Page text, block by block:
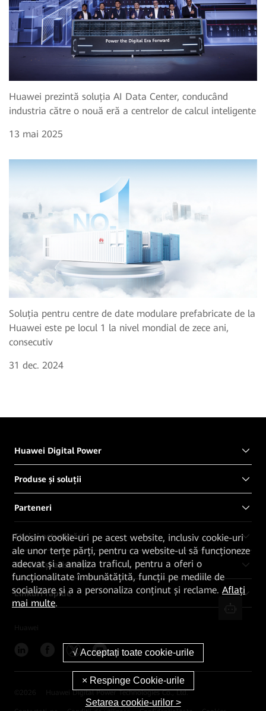
Huawei prezintă soluția AI Data Center, conducând
industria către o nouă eră a centrelor de calcul inteligente
13 mai 2025
Soluția pentru centre de date modulare prefabricate de la
Huawei este pe locul 1 la nivel mondial de zece ani,
consecutiv
31 dec. 2024
Huawei Digital Power
Produse și soluții
Parteneri
Știri și actualizări
Servicii și asistență
Linkuri rapide
Huawei Digital Power Technologies Co., Ltd.
Folosim cookie-uri pe acest website, inclusiv cookie-uri
ale unor terțe părți, pentru ca website-ul să funcționeze
adecvat și a analiza traficul, pentru a oferi o
funcționalitate îmbunătățită, funcții pe mediile de
socializare și a a personaliza conținut și reclame. Aflați
mai multe.
Setarea cookie-urilor >